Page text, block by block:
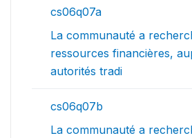
cs06q07a
La communauté a
ressources financières,
autorités tradi
cs06q07b
La communauté a